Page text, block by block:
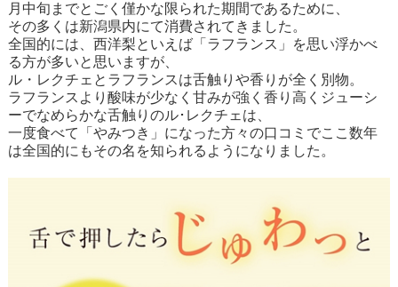
月中旬までとごく僅かな限られた期間であるために、
その多くは新潟県内にて消費されてきました。
全国的には、西洋梨といえば「ラフランス」を思い浮かべ
る方が多いと思いますが、
ル・レクチェとラフランスは舌触りや香りが全く別物。
ラフランスより酸味が少なく甘みが強く香り高くジューシ
ーでなめらかな舌触りのル･レクチェは、
一度食べて「やみつき」になった方々の口コミでここ数年
は全国的にもその名を知られるようになりました。